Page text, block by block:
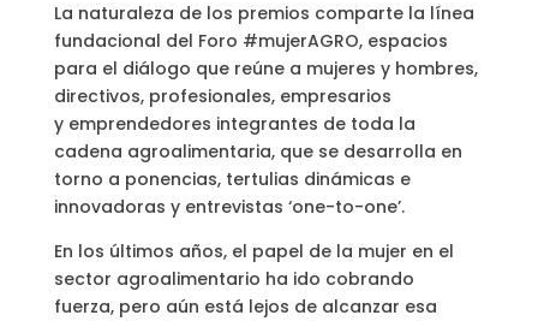
La naturaleza de los premios comparte la línea
fundacional del Foro #mujerAGRO, espacios
para el diálogo que reúne a mujeres y hombres,
directivos, profesionales, empresarios
y emprendedores integrantes de toda la
cadena agroalimentaria, que se desarrolla en
torno a ponencias, tertulias dinámicas e
innovadoras y entrevistas ‘one-to-one’.
En los últimos años, el papel de la mujer en el
sector agroalimentario ha ido cobrando
fuerza, pero aún está lejos de alcanzar esa